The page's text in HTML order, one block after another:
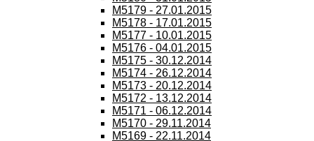
M5179 - 27.01.2015
M5178 - 17.01.2015
M5177 - 10.01.2015
M5176 - 04.01.2015
M5175 - 30.12.2014
M5174 - 26.12.2014
M5173 - 20.12.2014
M5172 - 13.12.2014
M5171 - 06.12.2014
M5170 - 29.11.2014
M5169 - 22.11.2014